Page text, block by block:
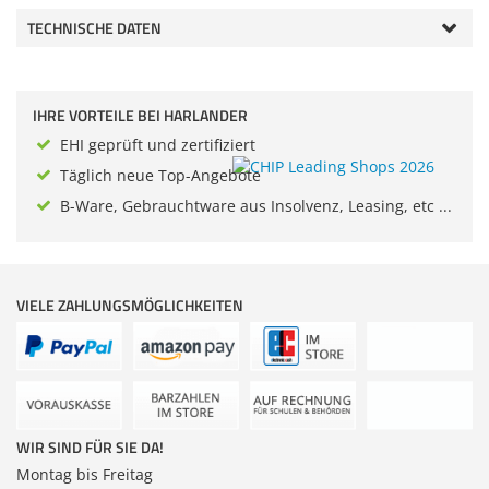
Gehäuse
Anmelden | Registrieren |
Merkzettel
TECHNISCHE DATEN
IHRE VORTEILE BEI HARLANDER
EHI geprüft und zertifiziert
Täglich neue Top-Angebote
B-Ware, Gebrauchtware aus Insolvenz, Leasing, etc ...
VIELE ZAHLUNGSMÖGLICHKEITEN
WIR SIND FÜR SIE DA!
Montag bis Freitag